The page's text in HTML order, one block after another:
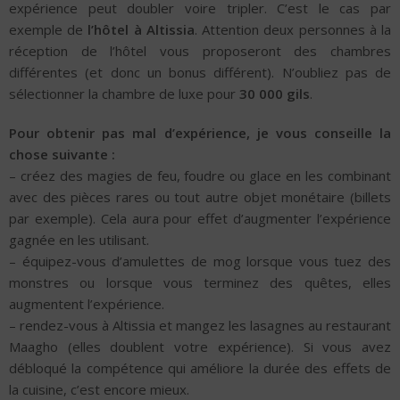
expérience peut doubler voire tripler. C’est le cas par
exemple de l’hôtel à Altissia. Attention deux personnes à la
réception de l’hôtel vous proposeront des chambres
différentes (et donc un bonus différent). N’oubliez pas de
sélectionner la chambre de luxe pour 30 000 gils.
Pour obtenir pas mal d’expérience, je vous conseille la
chose suivante :
– créez des magies de feu, foudre ou glace en les combinant
avec des pièces rares ou tout autre objet monétaire (billets
par exemple). Cela aura pour effet d’augmenter l’expérience
gagnée en les utilisant.
– équipez-vous d’amulettes de mog lorsque vous tuez des
monstres ou lorsque vous terminez des quêtes, elles
augmentent l’expérience.
– rendez-vous à Altissia et mangez les lasagnes au restaurant
Maagho (elles doublent votre expérience). Si vous avez
débloqué la compétence qui améliore la durée des effets de
la cuisine, c’est encore mieux.